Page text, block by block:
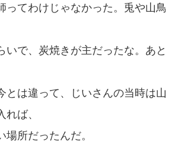
ってわけじゃなかった。兎や山鳥
いで、炭焼きが主だったな。あと
とは違って、じいさんの当時は山
ば、
所だったんだ。